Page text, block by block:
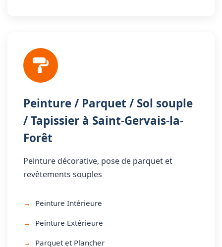
Peinture / Parquet / Sol souple
/ Tapissier à Saint-Gervais-la-
Forêt
Peinture décorative, pose de parquet et
revêtements souples
Peinture Intérieure
Peinture Extérieure
Parquet et Plancher